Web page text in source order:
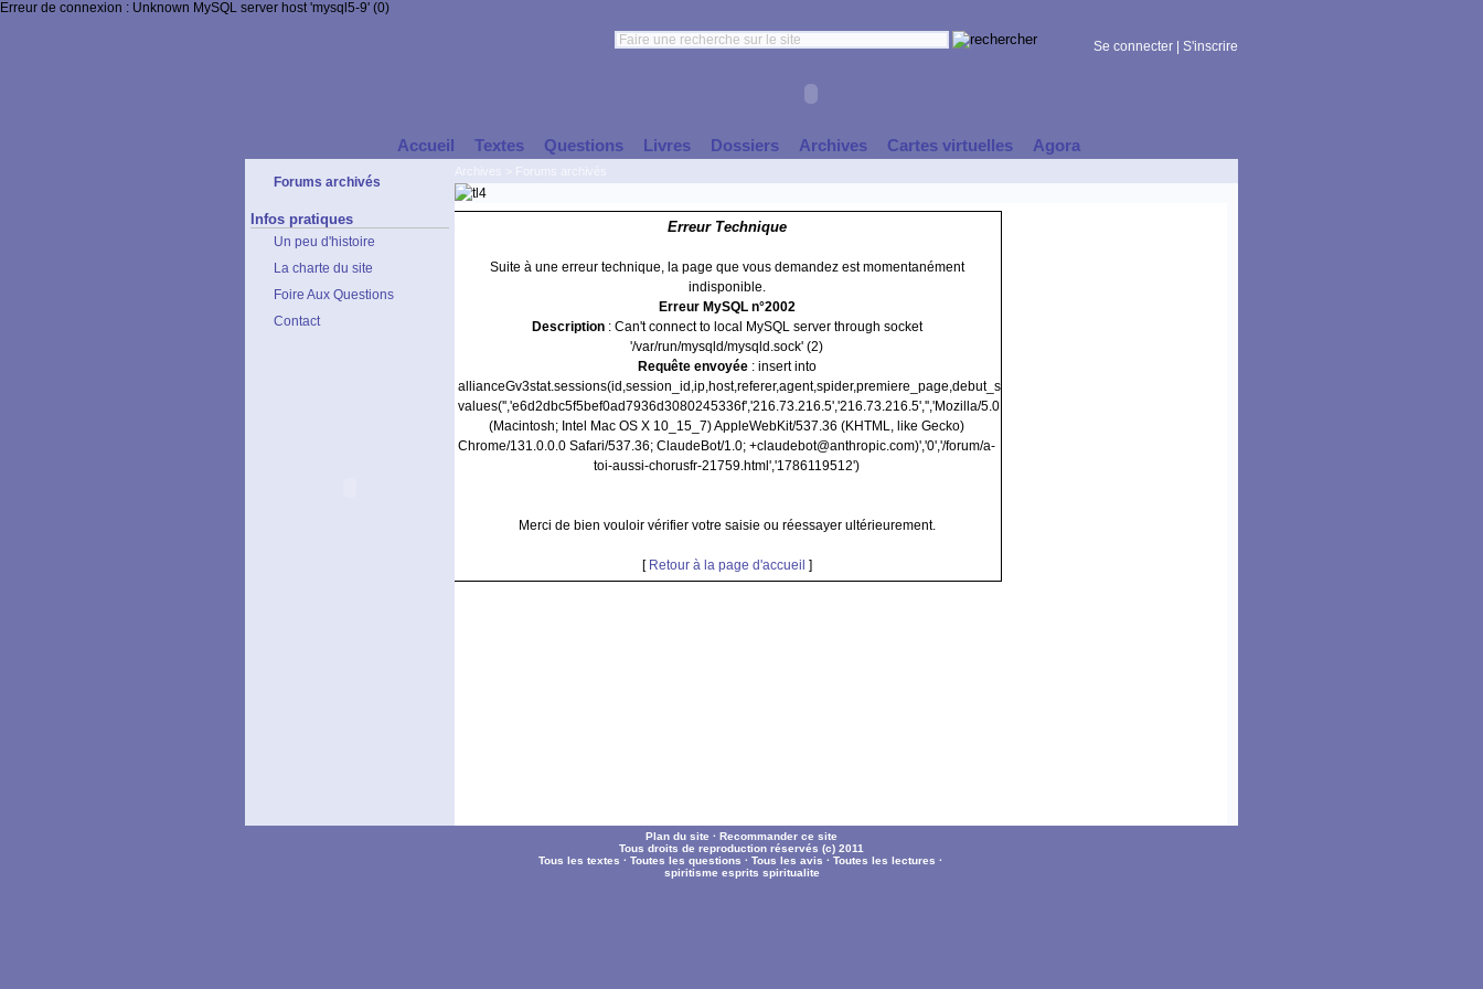
Erreur de connexion : Unknown MySQL server host 'mysql5-9' (0)
Se connecter S'inscrire
Accueil Textes Questions Livres Dossiers Archives Cartes virtuelles Agora
Forums archivés
Infos pratiques
Un peu d'histoire
La charte du site
Foire Aux Questions
Contact
Erreur Technique
Suite à une erreur technique, la page que vous demandez est momentanément
indisponible.
Erreur MySQL n°2002
Description: Can't connect to local MySQL server through socket
'/var/run/mysqld/mysqld.sock' (2)
Requête envoyée: insert into
allianceGv3stat.sessions(id,session_id,ip,host,referer,agent,spider,premiere_page,debut_session)
values('','e6d2dbc5f5bef0ad7936d3080245336f','216.73.216.5','216.73.216.5','','Mozilla/5.0
(Macintosh; Intel Mac OS X 10_15_7) AppleWebKit/537.36 (KHTML, like Gecko)
Chrome/131.0.0.0 Safari/537.36; ClaudeBot/1.0; +claudebot@anthropic.com)','0','/forum/a-
toi-aussi-chorusfr-21759.html','1786119512')
Merci de bien vouloir vérifier votre saisie ou réessayer ultérieurement.
[ Retour à la page d'accueil ]
Plan du site · Recommander ce site
Tous droits de reproduction réservés (c) 2011
Tous les textes · Toutes les questions · Tous les avis · Toutes les lectures ·
spiritisme esprits spiritualite